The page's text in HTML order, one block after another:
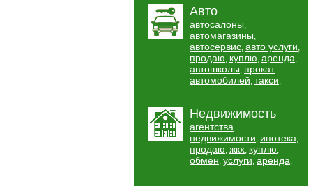
Авто
автосалоны,
автомагазины,
автосервис, авто услуги,
продаю, куплю, аренда,
автошколы, прокат
автомобилей, такси,
Недвижимость
агентства
недвижимости, ипотека,
продаю, жкх, куплю,
обмен, услуги, аренда,